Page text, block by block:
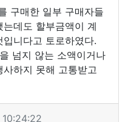
구매한 일부 구매자들
데도 할부금액이 계
니다고 토로하였다.
넘지 않는 소액이거나
하지 못해 고통받고